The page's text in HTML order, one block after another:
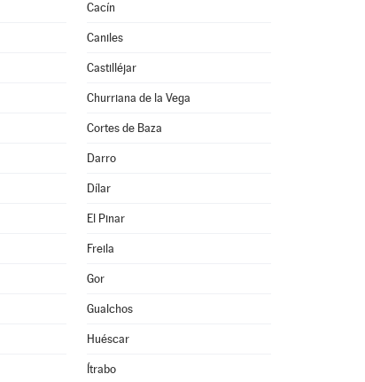
Cacín
Caniles
Castilléjar
Churriana de la Vega
Cortes de Baza
Darro
Dílar
El Pinar
Freila
Gor
Gualchos
Huéscar
Ítrabo